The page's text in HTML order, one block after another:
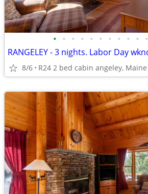
• • • • • • • • • • •
8/6 R24 2 bed cabin angeley, Maine